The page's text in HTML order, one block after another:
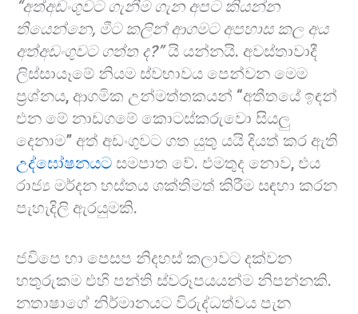
“අත්අඩංගුවට ගැනීම ගැන අපට කියන්න
තියෙන්නෙ, මීට කලින් ආගමට අපහාස කල අය
අත්අඩංගුවට ගත්ත ද?”යි යන්නයි. අවස්තාවාදී
ලිස්සායෑමේ නියම ස්වභාවය පෙන්වන මෙම
ප්‍රශ්නය, ආගමික උන්මත්තකයන් “අතීතයේ ඉඳන්
එන මේ නාඩගමේ කොටස්කරුවො සියලු
දෙනාම” අත් අඩංගුවට ගත යුතු යයි දියත් කර ඇති
උද්ඝෝෂනයට සමපාත වේ. එමතුද නොව, එය
රාජ්‍ය මර්දන හස්තය ශක්තිමත් කිරීම සඳහා කරන
පැහැදිලි ඇරයුමකි.
ජවිපෙ හා පෙසප නිදහස් කලාවට දක්වන
හතුරුකම එහි පන්ති ස්වරූපයයන්ම නිපන්නකි.
නතාෂාගේ නිර්මානයට විරුද්ධත්වය පැන